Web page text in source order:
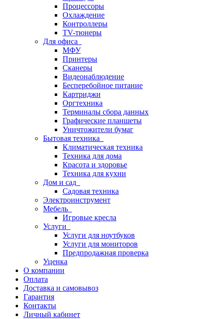
Процессоры
Охлаждение
Контроллеры
TV-тюнеры
Для офиса
МФУ
Принтеры
Сканеры
Видеонаблюдение
Бесперебойное питание
Картриджи
Оргтехника
Терминалы сбора данных
Графические планшеты
Уничтожители бумаг
Бытовая техника
Климатическая техника
Техника для дома
Красота и здоровье
Техника для кухни
Дом и сад
Садовая техника
Электроинструмент
Мебель
Игровые кресла
Услуги
Услуги для ноутбуков
Услуги для мониторов
Предпродажная проверка
Уценка
О компании
Оплата
Доставка и самовывоз
Гарантия
Контакты
Личный кабинет